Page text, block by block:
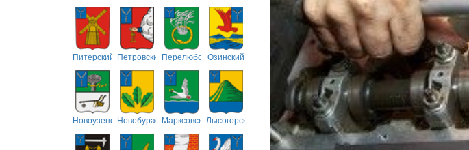
Питерский ПетровскийПерелюбскийОзинский
НовоузенскийНовобурасскийМарксовскийЛысогорский